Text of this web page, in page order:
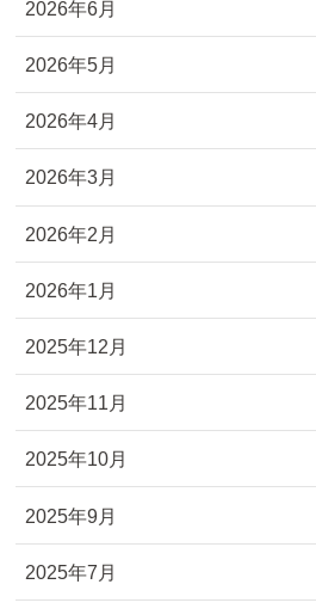
2026年6月
2026年5月
2026年4月
2026年3月
2026年2月
2026年1月
2025年12月
2025年11月
2025年10月
2025年9月
2025年7月